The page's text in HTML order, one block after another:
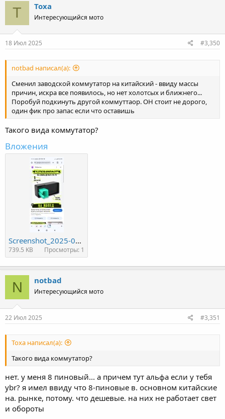
T Toxa
Интересующийся мото
18 Июл 2025 #3,350
notbad написал(а):
Сменил заводской коммутатор на китайский - ввиду массы
причин, искра все появилось, но нет холотсых и ближнего...
Поробуй подкинуть другой коммуттаор. ОН стоит не дорого,
один фик про запас если что оставишь
Такого вида коммутатор?
Вложения
Screenshot_2025-07-18-11-13-59-008_com.android.chrome.jpg
739.5 KB Просмотры: 1
N notbad
Интересующийся мото
22 Июл 2025 #3,351
Toxa написал(а):
Такого вида коммутатор?
нет. у меня 8 пиновый... а причем тут альфа если у тебя
ybr? я имел ввиду что 8-пиновые в. основном китайские
на. рынке, потому. что дешевые. на них не работает свет
и обороты